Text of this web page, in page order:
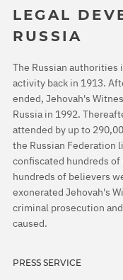
LEGAL
RUSSIA
The Russian
activity back in 1913.
ended, Jehovah's
Russia in 1992.
attended by up to
the Russian Federation
confiscated hundreds of
hundreds of believers
exonerated Jehovah's
criminal prosecution
caused.
PRESS SERVICE